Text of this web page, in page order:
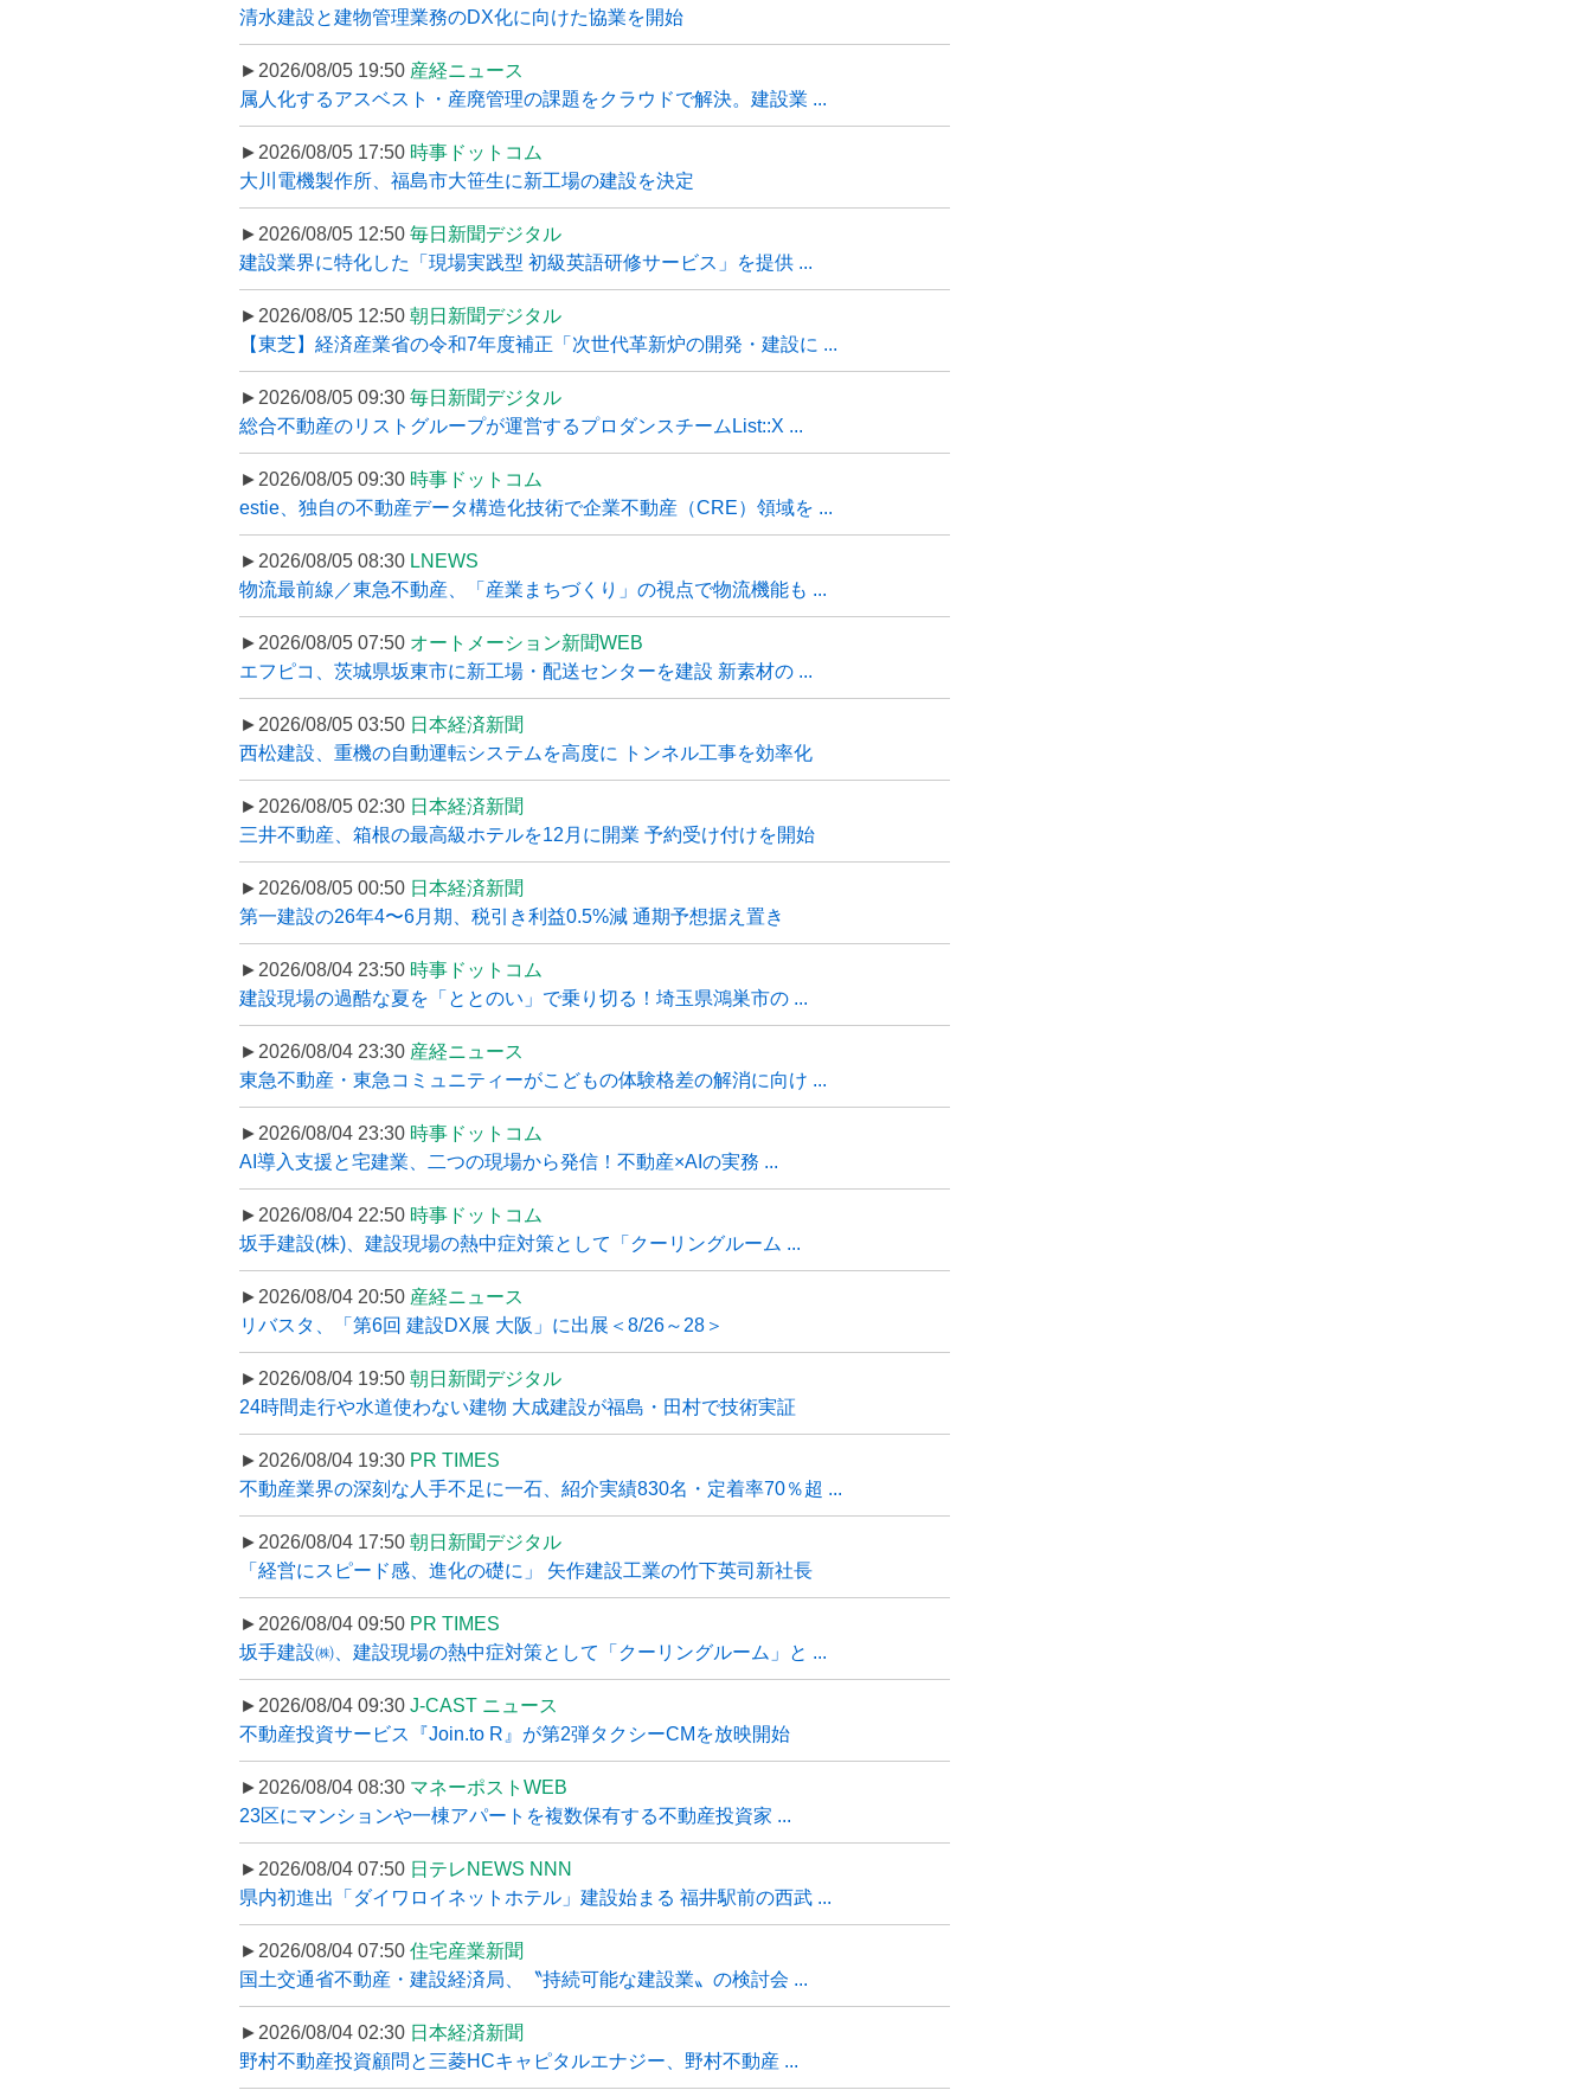
清水建設と建物管理業務のDX化に向けた協業を開始
►2026/08/05 19:50 産経ニュース
属人化するアスベスト・産廃管理の課題をクラウドで解決。建設業 ...
►2026/08/05 17:50 時事ドットコム
大川電機製作所、福島市大笹生に新工場の建設を決定
►2026/08/05 12:50 毎日新聞デジタル
建設業界に特化した「現場実践型 初級英語研修サービス」を提供 ...
►2026/08/05 12:50 朝日新聞デジタル
【東芝】経済産業省の令和7年度補正「次世代革新炉の開発・建設に ...
►2026/08/05 09:30 毎日新聞デジタル
総合不動産のリストグループが運営するプロダンスチームList::X ...
►2026/08/05 09:30 時事ドットコム
estie、独自の不動産データ構造化技術で企業不動産（CRE）領域を ...
►2026/08/05 08:30 LNEWS
物流最前線／東急不動産、「産業まちづくり」の視点で物流機能も ...
►2026/08/05 07:50 オートメーション新聞WEB
エフピコ、茨城県坂東市に新工場・配送センターを建設 新素材の ...
►2026/08/05 03:50 日本経済新聞
西松建設、重機の自動運転システムを高度に トンネル工事を効率化
►2026/08/05 02:30 日本経済新聞
三井不動産、箱根の最高級ホテルを12月に開業 予約受け付けを開始
►2026/08/05 00:50 日本経済新聞
第一建設の26年4〜6月期、税引き利益0.5%減 通期予想据え置き
►2026/08/04 23:50 時事ドットコム
建設現場の過酷な夏を「ととのい」で乗り切る！埼玉県鴻巣市の ...
►2026/08/04 23:30 産経ニュース
東急不動産・東急コミュニティーがこどもの体験格差の解消に向け ...
►2026/08/04 23:30 時事ドットコム
AI導入支援と宅建業、二つの現場から発信！不動産×AIの実務 ...
►2026/08/04 22:50 時事ドットコム
坂手建設(株)、建設現場の熱中症対策として「クーリングルーム ...
►2026/08/04 20:50 産経ニュース
リバスタ、「第6回 建設DX展 大阪」に出展＜8/26～28＞
►2026/08/04 19:50 朝日新聞デジタル
24時間走行や水道使わない建物 大成建設が福島・田村で技術実証
►2026/08/04 19:30 PR TIMES
不動産業界の深刻な人手不足に一石、紹介実績830名・定着率70％超 ...
►2026/08/04 17:50 朝日新聞デジタル
「経営にスピード感、進化の礎に」 矢作建設工業の竹下英司新社長
►2026/08/04 09:50 PR TIMES
坂手建設㈱、建設現場の熱中症対策として「クーリングルーム」と ...
►2026/08/04 09:30 J-CAST ニュース
不動産投資サービス『Join.to R』が第2弾タクシーCMを放映開始
►2026/08/04 08:30 マネーポストWEB
23区にマンションや一棟アパートを複数保有する不動産投資家 ...
►2026/08/04 07:50 日テレNEWS NNN
県内初進出「ダイワロイネットホテル」建設始まる 福井駅前の西武 ...
►2026/08/04 07:50 住宅産業新聞
国土交通省不動産・建設経済局、〝持続可能な建設業〟の検討会 ...
►2026/08/04 02:30 日本経済新聞
野村不動産投資顧問と三菱HCキャピタルエナジー、野村不動産 ...